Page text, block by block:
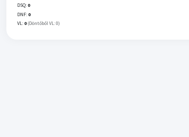
DSQ: 0
DNF: 0
VL: 0 (Döntőből VL: 0)